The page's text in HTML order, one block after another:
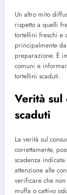
Un altro mito
rispetto a quelli
tortellini freschi e
principalmente
preparazione. È
comuni e
tortellini scaduti.
Verità sul
scaduti
La verità sul
correttamente,
scadenza
attenzione alle
verificare che
muffa o cattivo